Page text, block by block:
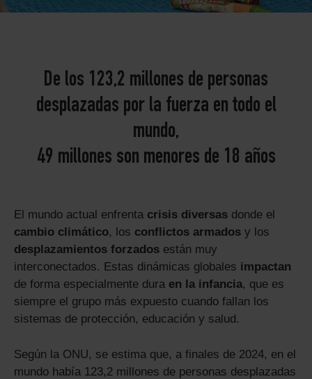
De los 123,2 millones de personas
desplazadas por la fuerza en todo el
mundo,
49 millones son menores de 18 años
El mundo actual enfrenta crisis diversas donde el
cambio climático, los conflictos armados y los
desplazamientos forzados están muy
interconectados. Estas dinámicas globales impactan
de forma especialmente dura en la infancia, que es
siempre el grupo más expuesto cuando fallan los
sistemas de protección, educación y salud.
Según la ONU, se estima que, a finales de 2024, en el
mundo había 123,2 millones de personas desplazadas